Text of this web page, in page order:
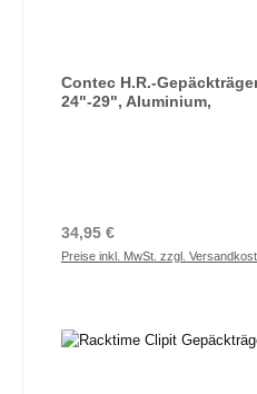
Contec H.R.-
24"-29", Aluminium,
Regulärer Preis:
34,95 €
Preise inkl. MwSt. zzgl.